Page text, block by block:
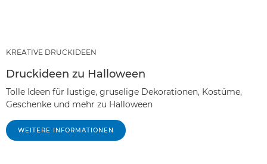
KREATIVE DRUCKIDEEN
Druckideen zu Halloween
Tolle Ideen für lustige, gruselige Dekorationen, Kostüme,
Geschenke und mehr zu Halloween
WEITERE INFORMATIONEN